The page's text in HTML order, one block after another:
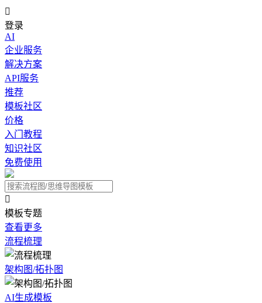

登录
AI
企业服务
解决方案
API服务
推荐
模板社区
价格
入门教程
知识社区
免费使用

模板专题
查看更多
流程梳理
架构图/拓扑图
AI生成模板